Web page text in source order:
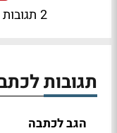
2 תגובות
תגובות
הגב לכתבה